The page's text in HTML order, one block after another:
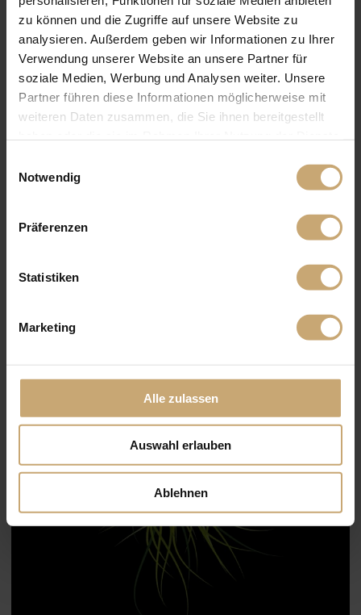
zu können und die Zugriffe auf unsere Website zu
analysieren. Außerdem geben wir Informationen zu Ihrer
Verwendung unserer Website an unsere Partner für
soziale Medien, Werbung und Analysen weiter. Unsere
Partner führen diese Informationen möglicherweise mit
weiteren Daten zusammen, die Sie ihnen bereitgestellt
Notwendig
Präferenzen
Statistiken
Marketing
Alle zulassen
Auswahl erlauben
Ablehnen